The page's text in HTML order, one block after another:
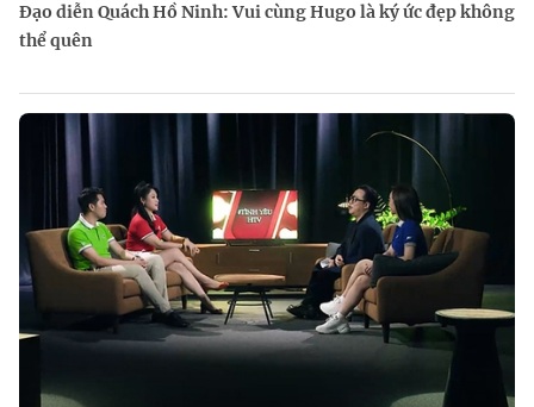
Đạo diễn Quách Hồ Ninh: Vui cùng Hugo là ký ức đẹp không
thể quên